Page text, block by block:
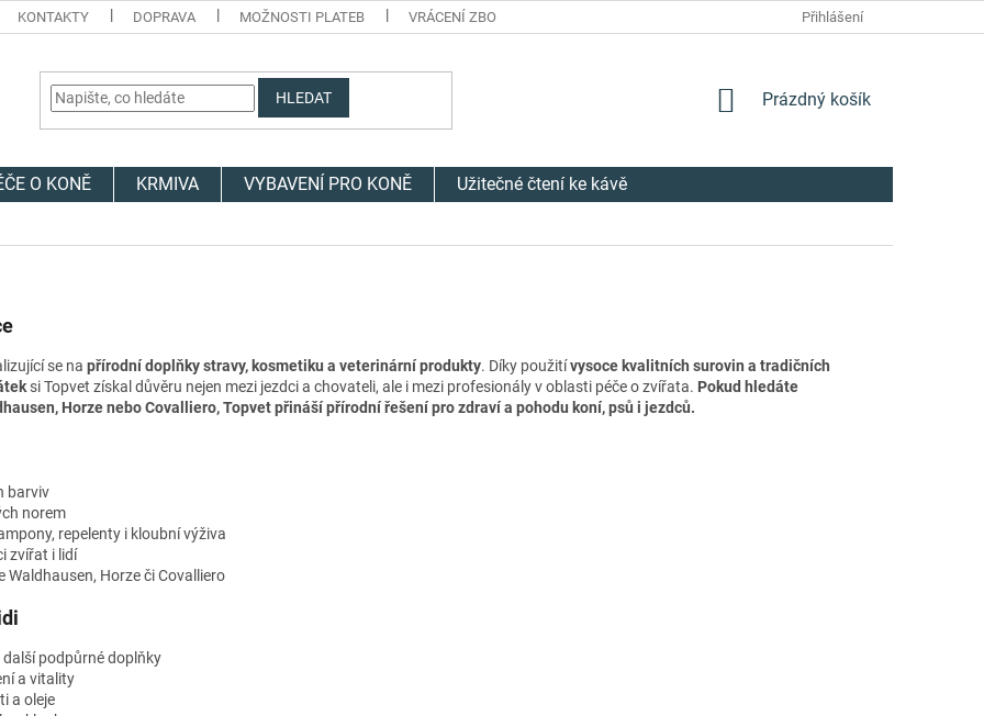
KONTAKTY DOPRAVA MOŽNOSTI PLATEB VRÁCENÍ ZBOŽÍ OBCHODNÍ PODMÍNKY
Přihlášení
HLEDAT
NÁKUPNÍ
Prázdný košík
O KONĚ KRMIVA VYBAVENÍ PRO KONĚ Užitečné čtení ke kávě
se na přírodní doplňky stravy, kosmetiku a veterinární produkty. Díky použitívysoce kvalitních surovin a tradičních
si Topvet získal důvěru nejen mezi jezdci a chovateli, ale i mezi profesionály v oblasti péče o zvířata. Pokud hledáte
Horze nebo Covalliero, Topvet přináší přírodní řešení pro zdraví a pohodu koní, psů i jezdců.
barviv
norem
repelenty i kloubní výživa
zvířat i lidí
Waldhausen, Horze či Covalliero
další podpůrné doplňky
a vitality
a oleje